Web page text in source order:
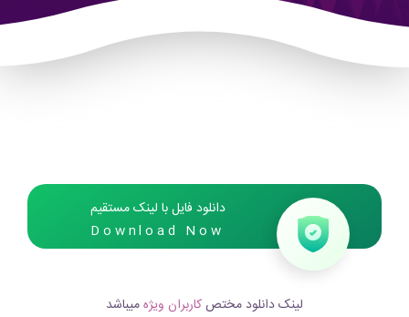
دانلود فایل با لینک مستقیم
Download Now
لینک دانلود مختصکاربران ویژهمیباشد